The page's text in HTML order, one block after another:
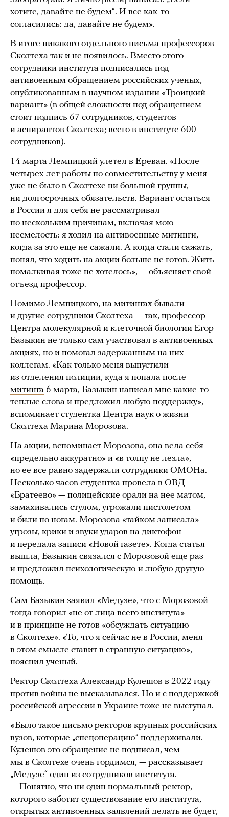
хотите, давайте не будем“. И все как-то
согласились: да, давайте не будем».
В итоге никакого отдельного письма профессоров
Сколтеха так и не появилось. Вместо этого
сотрудники института подписались под
антивоенным обращением российских ученых,
опубликованным в научном издании «Троицкий
вариант» (в общей сложности под обращением
стоит подпись 67 сотрудников, студентов
и аспирантов Сколтеха; всего в институте 600
сотрудников).
14 марта Лемпицкий улетел в Ереван. «После
четырех лет работы по совместительству у меня
уже не было в Сколтехе ни большой группы,
ни долгосрочных обязательств. Вариант остаться
в России я для себя не рассматривал
по нескольким причинам, включая мою
несмелость: я ходил на антивоенные митинги,
когда за это еще не сажали. А когда стали сажать,
понял, что ходить на акции больше не готов. Жить
помалкивая тоже не хотелось», — объясняет свой
отъезд профессор.
Помимо Лемпицкого, на митингах бывали
и другие сотрудники Сколтеха — так, профессор
Центра молекулярной и клеточной биологии Егор
Базыкин не только сам участвовал в антивоенных
акциях, но и помогал задержанным на них
коллегам. «Как только меня выпустили
из отделения полиции, куда я попала после
митинга 6 марта, Базыкин написал мне какие-то
теплые слова и предложил любую поддержку», —
вспоминает студентка Центра наук о жизни
Сколтеха Марина Морозова.
На акции, вспоминает Морозова, она вела себя
«предельно аккуратно» и «в толпу не лезла»,
но ее все равно задержали сотрудники ОМОНа.
Несколько часов студентка провела в ОВД
«Братеево» — полицейские орали на нее матом,
замахивались стулом, угрожали пистолетом
и били по ногам. Морозова «тайком записала»
угрозы, крики и звуки ударов на диктофон —
и передала записи «Новой газете». Когда статья
вышла, Базыкин связался с Морозовой еще раз
и предложил психологическую и любую другую
помощь.
Сам Базыкин заявил «Медузе», что с Морозовой
тогда говорил «не от лица всего института» —
и в принципе не готов «обсуждать ситуацию
в Сколтехе». «То, что я сейчас не в России, меня
в этом смысле ставит в странную ситуацию», —
пояснил ученый.
Ректор Сколтеха Александр Кулешов в 2022 году
против войны не высказывался. Но и с поддержкой
российской агрессии в Украине тоже не выступал.
«Было такое письмо ректоров крупных российских
вузов, которые „спецоперацию“ поддерживали.
Кулешов это обращение не подписал, чем
мы в Сколтехе очень гордимся, — рассказывает
„Медузе“ один из сотрудников института.
— Понятно, что ни один нормальный ректор,
которого заботит существование его института,
открытых антивоенных заявлений делать не будет,